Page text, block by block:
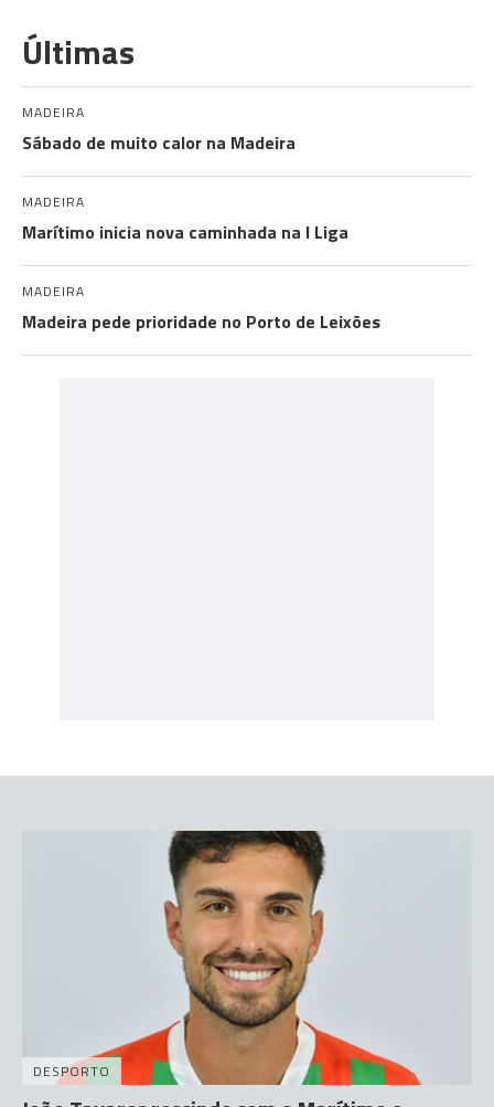
Últimas
MADEIRA
Sábado de muito calor na Madeira
MADEIRA
Marítimo inicia nova caminhada na I Liga
MADEIRA
Madeira pede prioridade no Porto de Leixões
DESPORTO